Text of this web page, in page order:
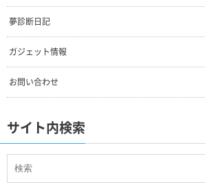
夢診断日記
ガジェット情報
お問い合わせ
サイト内検索